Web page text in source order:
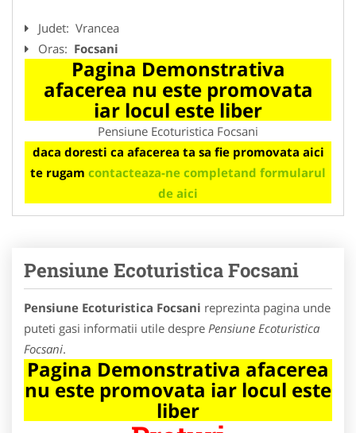
Judet: Vrancea
Oras: Focsani
Pagina Demonstrativa
afacerea nu este promovata
iar locul este liber
Pensiune Ecoturistica Focsani
daca doresti ca afacerea ta sa fie promovata aici
te rugam contacteaza-ne completand formularul
de aici
Pensiune Ecoturistica Focsani
Pensiune Ecoturistica Focsani reprezinta pagina unde
puteti gasi informatii utile despre Pensiune Ecoturistica
Focsani.
Pagina Demonstrativa afacerea
nu este promovata iar locul este
liber